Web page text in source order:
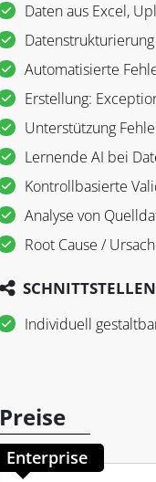
Daten aus Excel,
Automatisierte
Erstellung:
Unterstützung
Lernende AI bei
Kontrollbasierte
Analyse von
Root Cause /
SCHNITTSTELLEN
Individuell
Preise
Enterprise